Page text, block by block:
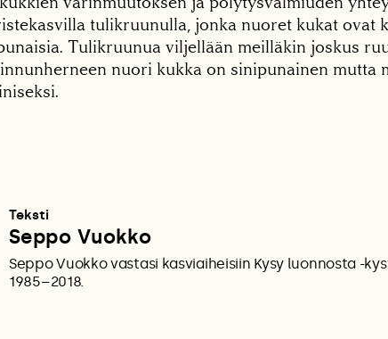
tulikruunulla, jonka nuoret kukat ovat
Tulikruunua viljellään meilläkin joskus
nuori kukka on sinipunainen mutta
Teksti
Seppo Vuokko
Seppo Vuokko vastasi kasviaiheisiin Kysy luonnosta -
1985–2018.